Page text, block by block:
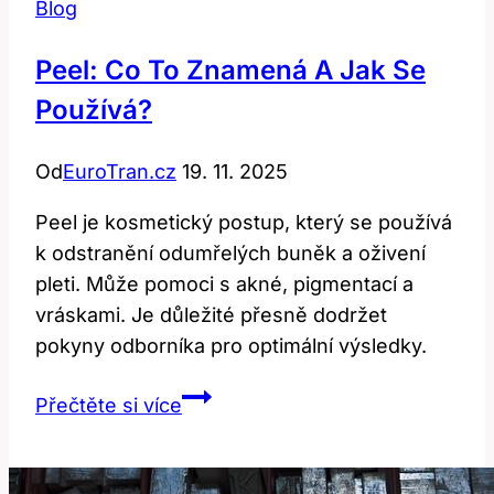
Blog
Peel: Co To Znamená A Jak Se
Používá?
OdEuroTran.cz 19. 11. 2025
Peel je kosmetický postup, který se používá
k odstranění odumřelých buněk a oživení
pleti. Může pomoci s akné, pigmentací a
vráskami. Je důležité přesně dodržet
pokyny odborníka pro optimální výsledky.
Přečtěte si vícePeel:
znamená